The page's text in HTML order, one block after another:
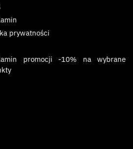
prywatności
promocji -10% na wybrane